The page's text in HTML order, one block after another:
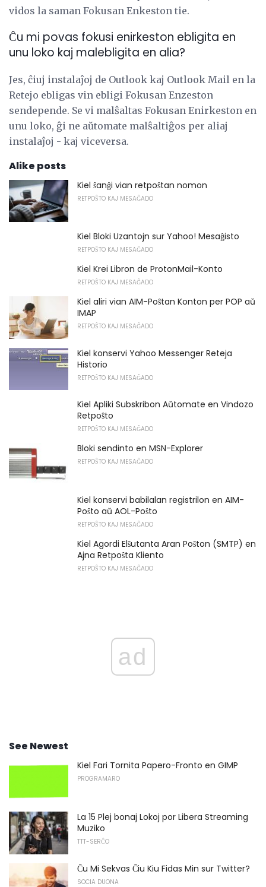
vidos la saman Fokusan Enkeston tie.
Ĉu mi povas fokusi enirkeston ebligita en
unu loko kaj malebligita en alia?
Jes, ĉiuj instalaĵoj de Outlook kaj Outlook Mail en la
Retejo ebligas vin ebligi Fokusan Enzeston
sendepende. Se vi malŝaltas Fokusan Enirkeston en
unu loko, ĝi ne aŭtomate malŝaltiĝos per aliaj
instalaĵoj - kaj viceversa.
Alike posts
Kiel ŝanĝi vian retpoŝtan nomon
RETPOŜTO KAJ MESAĜADO
Kiel Bloki Uzantojn sur Yahoo! Mesaĝisto
RETPOŜTO KAJ MESAĜADO
Kiel Krei Libron de ProtonMail-Konto
RETPOŜTO KAJ MESAĜADO
Kiel aliri vian AIM-Poŝtan Konton per POP aŭ
IMAP
RETPOŜTO KAJ MESAĜADO
Kiel konservi Yahoo Messenger Reteja
Historio
RETPOŜTO KAJ MESAĜADO
Kiel Apliki Subskribon Aŭtomate en Vindozo
Retpoŝto
RETPOŜTO KAJ MESAĜADO
Bloki sendinto en MSN-Explorer
RETPOŜTO KAJ MESAĜADO
Kiel konservi babilalan registrilon en AIM-
Poŝto aŭ AOL-Poŝto
RETPOŜTO KAJ MESAĜADO
Kiel Agordi Elŝutanta Aran Poŝton (SMTP) en
Ajna Retpoŝta Kliento
RETPOŜTO KAJ MESAĜADO
ad
See Newest
Kiel Fari Tornita Papero-Fronto en GIMP
PROGRAMARO
La 15 Plej bonaj Lokoj por Libera Streaming
Muziko
TTT-SERĈO
Ĉu Mi Sekvas Ĉiu Kiu Fidas Min sur Twitter?
SOCIA DUONA